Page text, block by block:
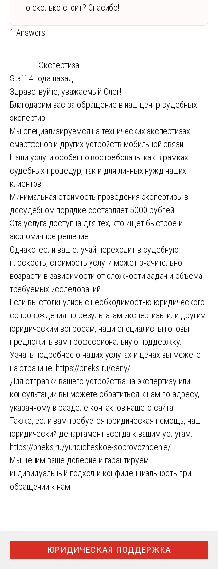
то сколько стоит? Спасибо!
1 Answers
Экспертиза
Staff 4 года назад
Здравствуйте, уважаемый Олег!
Благодарим вас за обращение в наш центр судебных
экспертиз.
Мы специализируемся на технических экспертизах
смартфонов и других устройств мобильной связи.
Наши услуги особенно востребованы как в рамках
судебных процедур, так и для личных нужд наших
клиентов.
Минимальная стоимость проведения экспертизы в
досудебном порядке составляет 5000 рублей.
Эта услуга доступна для тех, кто ищет быстрое и
экономичное решение.
Однако, если ваш случай переходит в судебную
плоскость, стоимость услуги может значительно
возрасти в зависимости от сложности задач и объема
требуемых исследований.
Если вы столкнулись с необходимостью юридического
сопровождения по результатам экспертизы или другим
юридическим вопросам, наши специалисты готовы
предложить вам профессиональную поддержку.
Узнать подробнее о наших услугах и ценах вы можете
на странице https://bneks.ru/ceny/
Для отправки вашего устройства на экспертизу или
консультации вы можете обратиться к нам по адресу,
указанному в разделе контактов нашего сайта.
Также, если вам требуется юридическая помощь, наш
юридический департамент всегда к вашим услугам:
https://bneks.ru/yuridicheskoe-soprovozhdenie/
Мы ценим ваше доверие и гарантируем
индивидуальный подход и конфиденциальность при
обращении к нам.
ЮРИДИЧЕСКАЯ ПОДДЕРЖКА